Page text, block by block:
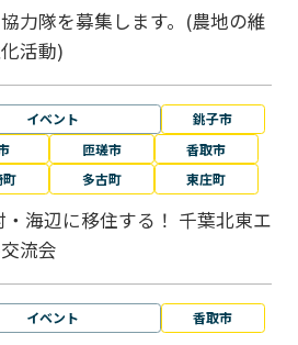
力隊を募集します。(農地の維
活動)
イベント
銚子市
匝瑳市
香取市
町
多古町 東庄町
・海辺に移住する！ 千葉北東エ
流会
イベント 香取市